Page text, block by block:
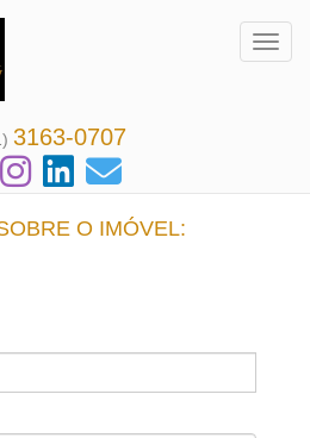
3163-0707
O IMÓVEL: